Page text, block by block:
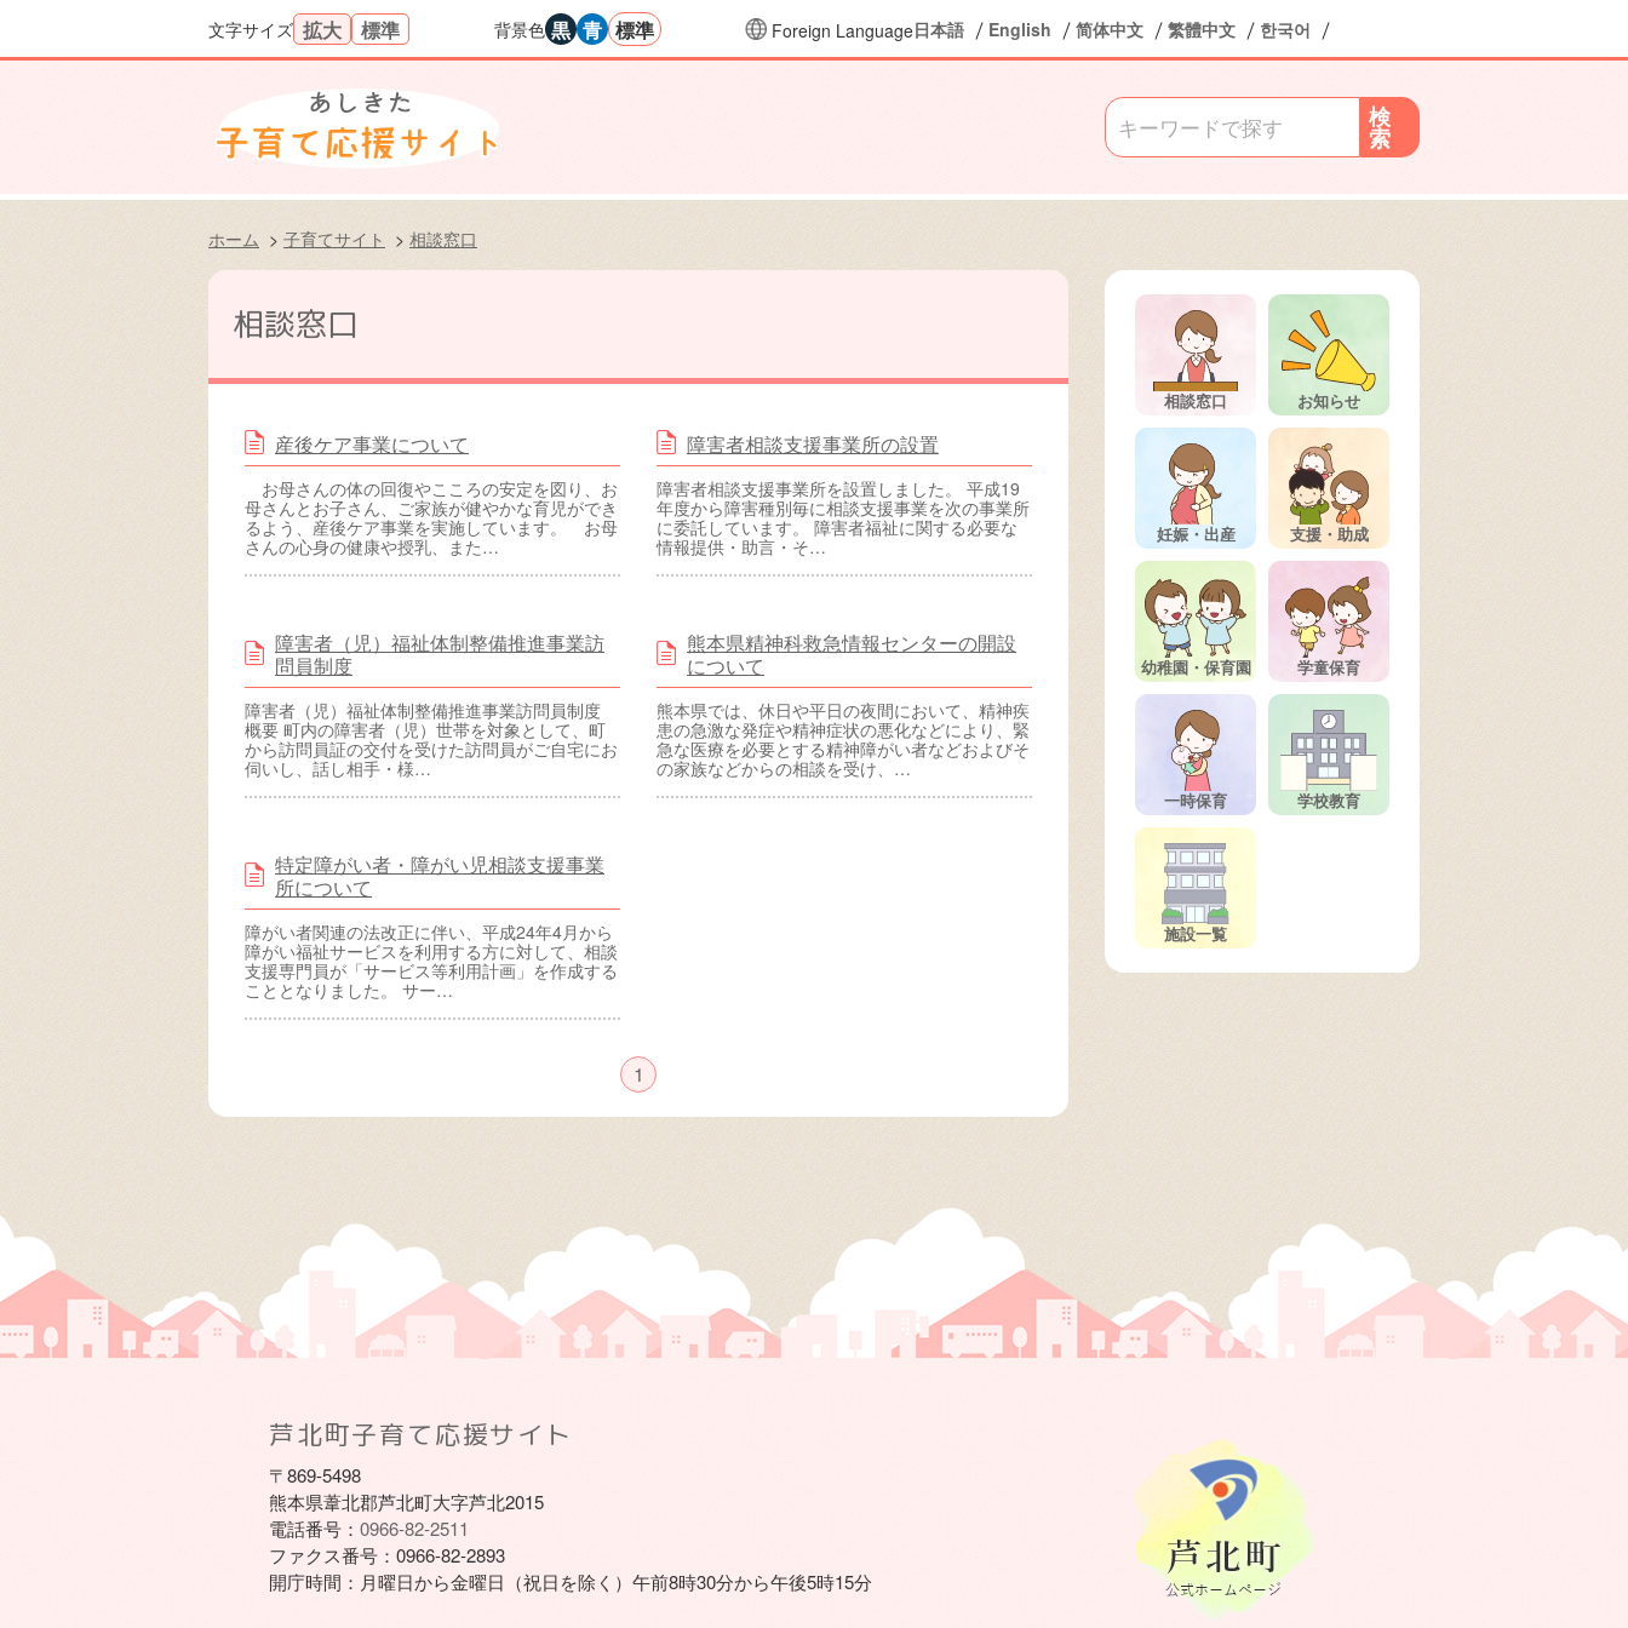
文字サイズ 拡大
文字を大きくする
標準
文字の大きさをもとの大きさに戻す
背景色 黒
背景色の変更：黒
青
背景色の変更：青
標準
背景色の変更：白
Foreign Language日本語 English 简体中文 繁體中文 한국어
検
索
ホーム > 子育てサイト > 相談窓口
相談窓口
産後ケア事業について
お母さんの体の回復やこころの安定を図り、お
母さんとお子さん、ご家族が健やかな育児ができ
るよう、産後ケア事業を実施しています。 お母
さんの心身の健康や授乳、また…
障害者相談支援事業所の設置
障害者相談支援事業所を設置しました。 平成19
年度から障害種別毎に相談支援事業を次の事業所
に委託しています。 障害者福祉に関する必要な
情報提供・助言・そ…
障害者（児）福祉体制整備推進事業訪
問員制度
障害者（児）福祉体制整備推進事業訪問員制度
概要 町内の障害者（児）世帯を対象として、町
から訪問員証の交付を受けた訪問員がご自宅にお
伺いし、話し相手・様…
熊本県精神科救急情報センターの開設
について
熊本県では、休日や平日の夜間において、精神疾
患の急激な発症や精神症状の悪化などにより、緊
急な医療を必要とする精神障がい者などおよびそ
の家族などからの相談を受け、…
特定障がい者・障がい児相談支援事業
所について
障がい者関連の法改正に伴い、平成24年4月から
障がい福祉サービスを利用する方に対して、相談
支援専門員が「サービス等利用計画」を作成する
こととなりました。 サー…
1
相談窓口 お知らせ
妊娠・出産 支援・助成
幼稚園・保育園 学童保育
一時保育 学校教育
施設一覧
芦北町子育て応援サイト
〒869-5498
熊本県葦北郡芦北町大字芦北2015
電話番号： 0966-82-2511
ファクス番号： 0966-82-2893
開庁時間： 月曜日から金曜日（祝日を除く） 午前8時30分から午後5時15分